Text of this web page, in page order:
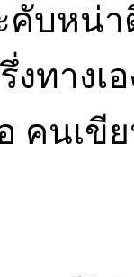
คับหน่
ทางเ
คนเขี